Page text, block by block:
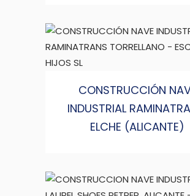
CONSTRUCCIÓN
INDUSTRIAL
ELCHE (ALICANTE)